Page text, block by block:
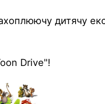
дитячу
Drive"!